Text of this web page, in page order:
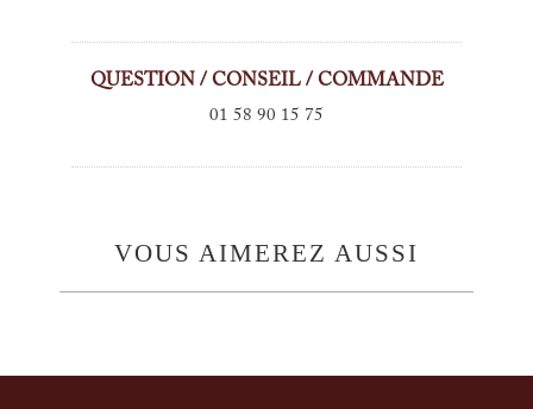
QUESTION / CONSEIL / COMMANDE
01 58 90 15 75
VOUS AIMEREZ AUSSI